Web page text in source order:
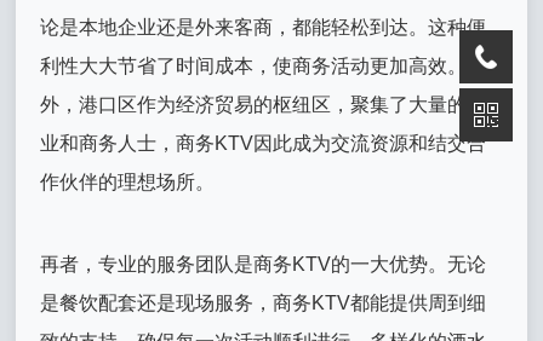
论是本地企业还是外来客商，都能轻松到达。这种便
利性大大节省了时间成本，使商务活动更加高效。此
外，港口区作为经济贸易的枢纽区，聚集了大量的企
业和商务人士，商务KTV因此成为交流资源和结交合
作伙伴的理想场所。
再者，专业的服务团队是商务KTV的一大优势。无论
是餐饮配套还是现场服务，商务KTV都能提供周到细